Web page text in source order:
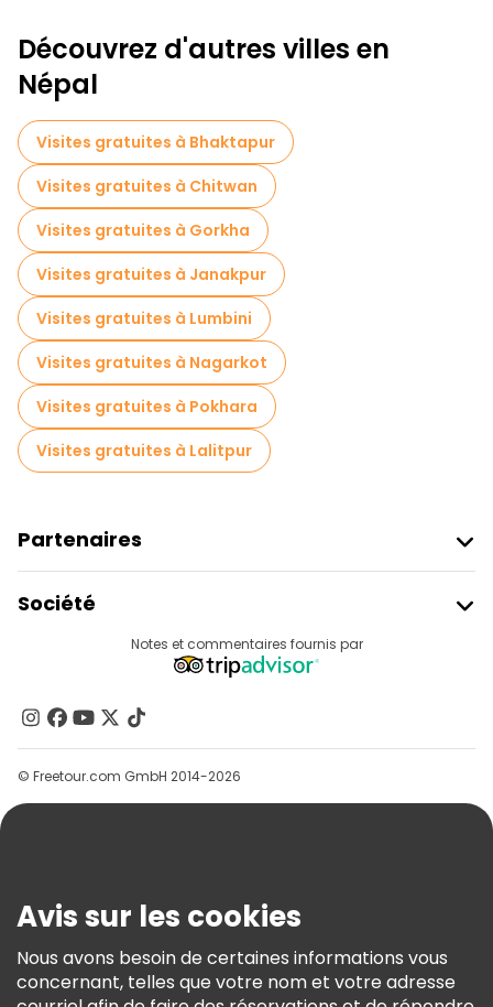
Visites à pied sans art à Katmandou
Activités sportives à Katmandou
Visites de marchés en Katmandou
Visites de dégustation locales à Katmandou
Excursions d'une journée gratuites à Katmandou
Visites gastronomiques à Katmandou
Visites gratuites à proximité PUMPERNICKEL BAKERY
Découvrez d'autres villes en
Népal
Visites gratuites à Bhaktapur
Visites gratuites à Chitwan
Visites gratuites à Gorkha
Visites gratuites à Janakpur
Visites gratuites à Lumbini
Visites gratuites à Nagarkot
Visites gratuites à Pokhara
Visites gratuites à Lalitpur
Partenaires
Connexion Du Fournisseur
Programme D’affiliation
Société
Contactez-Nous
Groupes
Aide
Conditions Générales Et Mentions Légales
Politique En Matière De Cookies
Freetour Prix
Notes et commentaires fournis par
© Freetour.com GmbH 2014-2026
Avis sur les cookies
Nous avons besoin de certaines informations vous
concernant, telles que votre nom et votre adresse